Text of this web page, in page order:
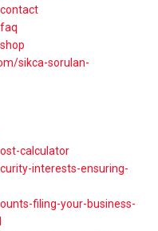
sikca-sorulan-
calculator
interests-ensuring-
filing-your-business-